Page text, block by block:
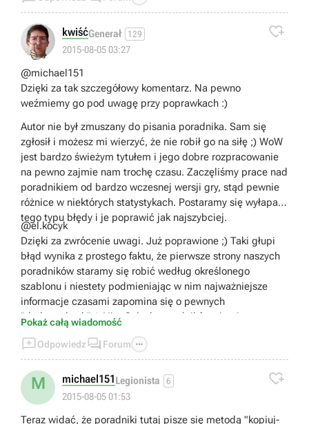
średniozaawansowanym dać uniwersalne porady na temat
zachowania na polub bitwy różnymi okrętami. W
przyszłości poradnik z pewnością zostanie zaktualizowany
o bardziej zaawansowane mechaniki rządzące grą.
- Co do strzelania z pocisków przeciwpancernych na
maksymalnych dystansach. Owszem, pocisk trafiający w
przeciwnika prawdopodobnie przebije wtedy pancerz i
zada większe obrażenia niż odłamkowo-burzący. Niestety
na tam dużo odległości nie możemy w ogóle celować.
Sprawia to, że część pocisków w ogóle nie trafi, część
odbije się od boku okrętu, a część trafi w wystające
elementy, nadbudówki, kominy, działa i również nie zada
obrażeń. Dużo lepszy efekt daje pocisk HE, chociaż należy
się wtedy nastawić, że bazujemy nie na zadawaniu
obrażeń, a na podpaleniu przeciwnika. Oczywiście, tak jak
wspomniałem wcześniej, musimy bazować na pewnych
ogólnikach. W przypadku poszczególnych okrętów są
różnice w zasięgu strzelania a także kącie pod jakim leci
pocisk. Bardziej zaawansowani gracze sami poprzez
próby dojdą co na danym okręcie najbardziej się opłaca.
- Przechodząc do pancernika South Carolina, muszę
utrzymać, że jest to tragiczny okręt. Może nie sam w
sobie, ale w porównaniu do każdego innego. Mała
mobilność, zwrotność, niewielki zasięg dział i
najważniejsze, ich liczba. Oczywiście, z pewnością znajdą
się osoby, którym gra nim będzie sprawiała przyjemność,
👍
kwiśćGenerał 129
2015-08-05 03:27

@michael151
Dzięki za tak szczegółowy komentarz. Na pewno
weźmiemy go pod uwagę przy poprawkach :)
Autor nie był zmuszany do pisania poradnika. Sam się
zgłosił i możesz mi wierzyć, że nie robił go na siłę ;) WoW
jest bardzo świeżym tytułem i jego dobre rozpracowanie
na pewno zajmie nam trochę czasu. Zaczęliśmy prace nad
poradnikiem od bardzo wczesnej wersji gry, stąd pewnie
różnice w niektórych statystykach. Postaramy się wyłapać
tego typu błędy i je poprawić jak najszybciej.
@el.kocyk
Dzięki za zwrócenie uwagi. Już poprawione ;) Taki głupi
błąd wynika z prostego faktu, że pierwsze strony naszych
poradników staramy się robić według określonego
szablonu i niestety podmieniając w nim najważniejsze
informacje czasami zapomina się o pewnych
"drobnostkach" ;) Nie. Całych poradników nie piszemy
Pokaż całą wiadomość
Odpowiedz  Forum 
M michael151Legionista 6
2015-08-05 01:53

Teraz widać, że poradniki tutaj pisze się metodą "kopiuj-